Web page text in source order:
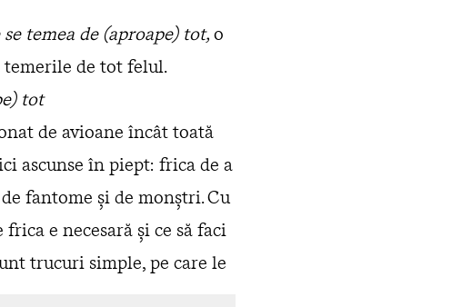
temea de (aproape) tot,o
temerile de tot felul.
tot
de avioane încât toată
ascunse în piept: frica de a
fantome și de monștri. Cu
e necesară și ce să faci
trucuri simple, pe care le